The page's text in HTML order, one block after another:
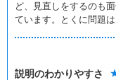
ど、見直しをするのも
ています。とくに問題
説明のわかりやすさ